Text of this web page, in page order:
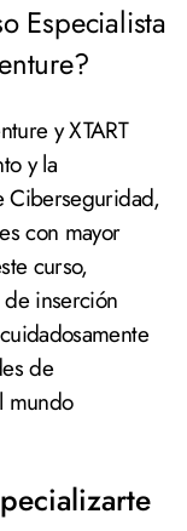
Especialista
y XTART
y la
Ciberseguridad,
con mayor
curso,
inserción
de
mundo